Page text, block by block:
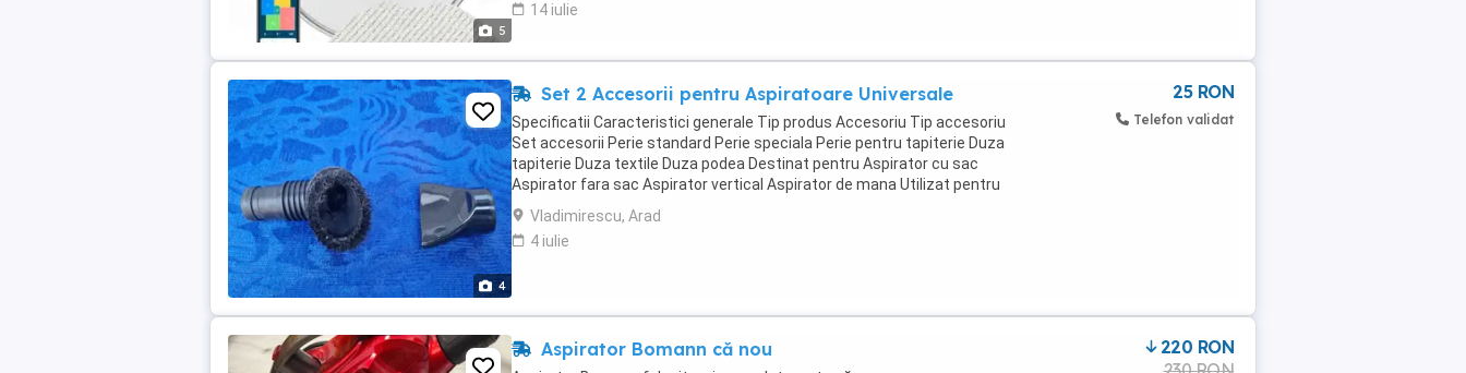
5
14 iulie
4
Set 2 Accesorii pentru Aspiratoare Universale
Specificatii Caracteristici generale Tip produs Accesoriu Tip accesoriu
Set accesorii Perie standard Perie speciala Perie pentru tapiterie Duza
tapiterie Duza textile Duza podea Destinat pentru Aspirator cu sac
Aspirator fara sac Aspirator vertical Aspirator de mana Utilizat pentru
Rezidential Comercial Brand ...
Vladimirescu, Arad
4 iulie
25 RON
Telefon validat
Aspirator Bomann că nou
220 RON